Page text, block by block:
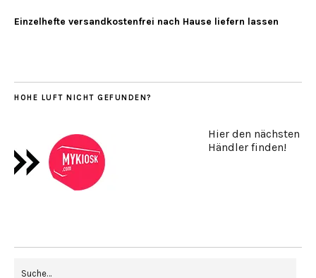
Einzelhefte versandkostenfrei nach Hause liefern lassen
HOHE LUFT NICHT GEFUNDEN?
Hier den nächsten
Händler finden!